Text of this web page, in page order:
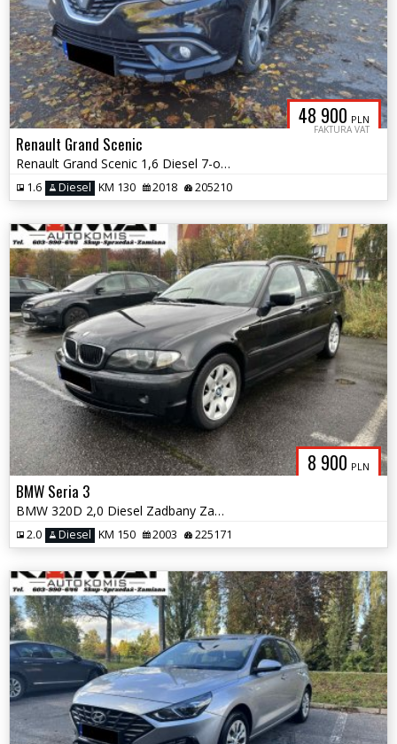
48 900 PLN
FAKTURA VAT
Renault Grand Scenic
Renault Grand Scenic 1,6 Diesel 7-os Bogate Wyposażenie Zamiana
1.6 Diesel KM 130 2018 205210
8 900 PLN
BMW Seria 3
BMW 320D 2,0 Diesel Zadbany Zamiana
2.0 Diesel KM 150 2003 225171